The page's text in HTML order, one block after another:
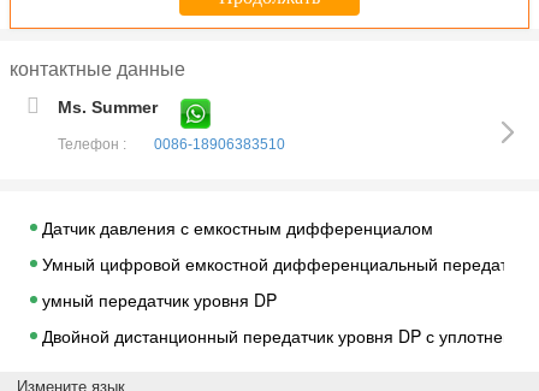
контактные данные
Ms. Summer
Телефон : 0086-18906383510
Датчик давления с емкостным дифференциалом
Умный цифровой емкостной дифференциальный передатчик
умный передатчик уровня DP
Двойной дистанционный передатчик уровня DP с
Измените язык